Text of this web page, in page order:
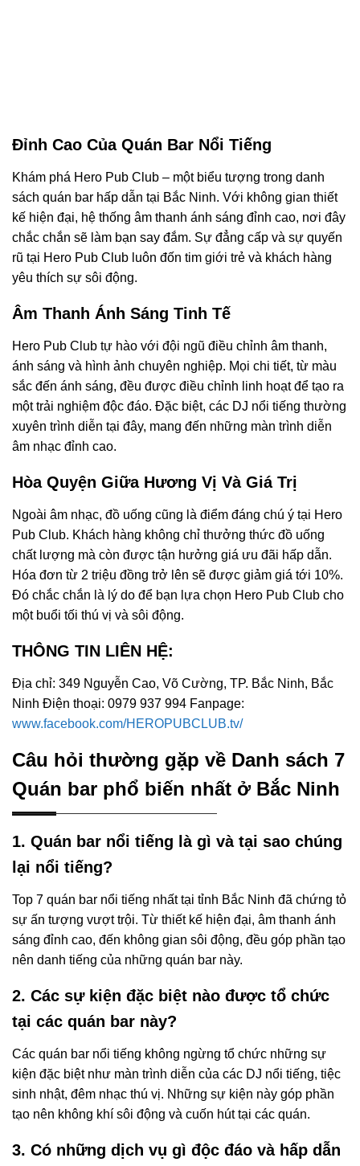
Đỉnh Cao Của Quán Bar Nổi Tiếng
Khám phá Hero Pub Club – một biểu tượng trong danh
sách quán bar hấp dẫn tại Bắc Ninh. Với không gian thiết
kế hiện đại, hệ thống âm thanh ánh sáng đỉnh cao, nơi đây
chắc chắn sẽ làm bạn say đắm. Sự đẳng cấp và sự quyến
rũ tại Hero Pub Club luôn đốn tim giới trẻ và khách hàng
yêu thích sự sôi động.
Âm Thanh Ánh Sáng Tinh Tế
Hero Pub Club tự hào với đội ngũ điều chỉnh âm thanh,
ánh sáng và hình ảnh chuyên nghiệp. Mọi chi tiết, từ màu
sắc đến ánh sáng, đều được điều chỉnh linh hoạt để tạo ra
một trải nghiệm độc đáo. Đặc biệt, các DJ nổi tiếng thường
xuyên trình diễn tại đây, mang đến những màn trình diễn
âm nhạc đỉnh cao.
Hòa Quyện Giữa Hương Vị Và Giá Trị
Ngoài âm nhạc, đồ uống cũng là điểm đáng chú ý tại Hero
Pub Club. Khách hàng không chỉ thưởng thức đồ uống
chất lượng mà còn được tận hưởng giá ưu đãi hấp dẫn.
Hóa đơn từ 2 triệu đồng trở lên sẽ được giảm giá tới 10%.
Đó chắc chắn là lý do để bạn lựa chọn Hero Pub Club cho
một buổi tối thú vị và sôi động.
THÔNG TIN LIÊN HỆ:
Địa chỉ: 349 Nguyễn Cao, Võ Cường, TP. Bắc Ninh, Bắc
Ninh Điện thoại: 0979 937 994 Fanpage:
www.facebook.com/HEROPUBCLUB.tv/
Câu hỏi thường gặp về Danh sách 7
Quán bar phổ biến nhất ở Bắc Ninh
1. Quán bar nổi tiếng là gì và tại sao chúng
lại nổi tiếng?
Top 7 quán bar nổi tiếng nhất tại tỉnh Bắc Ninh đã chứng tỏ
sự ấn tượng vượt trội. Từ thiết kế hiện đại, âm thanh ánh
sáng đỉnh cao, đến không gian sôi động, đều góp phần tạo
nên danh tiếng của những quán bar này.
2. Các sự kiện đặc biệt nào được tổ chức
tại các quán bar này?
Các quán bar nổi tiếng không ngừng tổ chức những sự
kiện đặc biệt như màn trình diễn của các DJ nổi tiếng, tiệc
sinh nhật, đêm nhạc thú vị. Những sự kiện này góp phần
tạo nên không khí sôi động và cuốn hút tại các quán.
3. Có những dịch vụ gì độc đáo và hấp dẫn